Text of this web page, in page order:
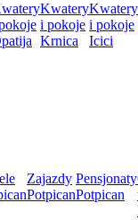
Kwatery
i pokoje
Krnica
Kwatery
i pokoje
Icici
Zajazdy
Potpican
Pensjonaty
Potpican